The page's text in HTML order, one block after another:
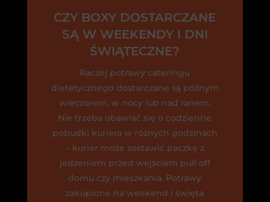
CZY BOXY DOSTARCZANE
SĄ W WEEKENDY I DNI
ŚWIĄTECZNE?
Raczej potrawy cateringu
dietetycznego dostarczane są późnym
wieczorem, w nocy lub nad ranem.
Nie trzeba obawiać się o codzienne
pobudki kuriera w różnych godzinach
– kurier może zostawić paczkę z
jedzeniem przed wejściem pull off
domu czy mieszkania. Potrawy
zakupione na weekend i święta